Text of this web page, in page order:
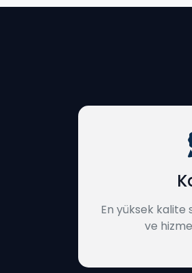
En yüksek kalite
ve